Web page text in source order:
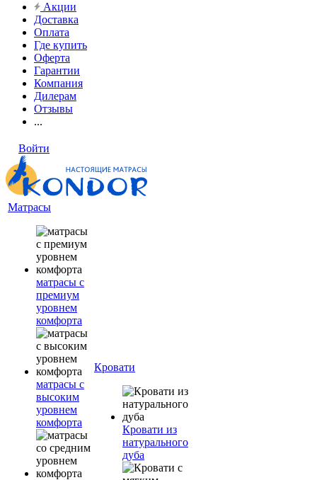
Акции
Доставка
Оплата
Где купить
Оферта
Гарантии
Компания
Дилерам
Отзывы
...
Войти
Матрасы
матрасы с
премиум
уровнем
комфорта
матрасы с
высоким
уровнем
комфорта
Кровати
Кровати из
натурального
дуба